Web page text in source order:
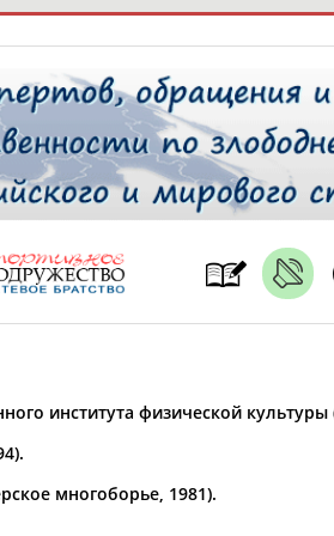
ТАБЛО АКТИВНОСТИ
спортсменов
института физической культуры
многоборье, 1981).